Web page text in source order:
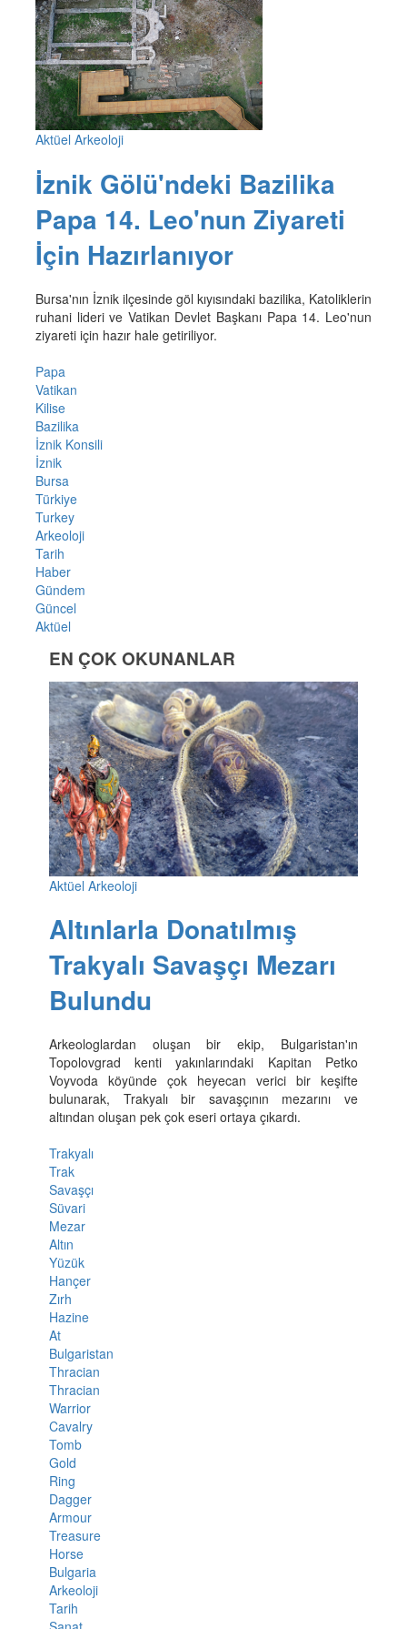
Aktüel Arkeoloji
İznik Gölü'ndeki Bazilika
Papa 14. Leo'nun Ziyareti
İçin Hazırlanıyor
Bursa'nın İznik ilçesinde göl kıyısındaki bazilika, Katoliklerin
ruhani lideri ve Vatikan Devlet Başkanı Papa 14. Leo'nun
ziyareti için hazır hale getiriliyor.
Papa
Vatikan
Kilise
Bazilika
İznik Konsili
İznik
Bursa
Türkiye
Turkey
Arkeoloji
Tarih
Haber
Gündem
Güncel
Aktüel
EN ÇOK OKUNANLAR
Aktüel Arkeoloji
Altınlarla Donatılmış
Trakyalı Savaşçı Mezarı
Bulundu
Arkeologlardan oluşan bir ekip, Bulgaristan'ın
Topolovgrad kenti yakınlarındaki Kapitan Petko
Voyvoda köyünde çok heyecan verici bir keşifte
bulunarak, Trakyalı bir savaşçının mezarını ve
altından oluşan pek çok eseri ortaya çıkardı.
Trakyalı
Trak
Savaşçı
Süvari
Mezar
Altın
Yüzük
Hançer
Zırh
Hazine
At
Bulgaristan
Thracian
Thracian
Warrior
Cavalry
Tomb
Gold
Ring
Dagger
Armour
Treasure
Horse
Bulgaria
Arkeoloji
Tarih